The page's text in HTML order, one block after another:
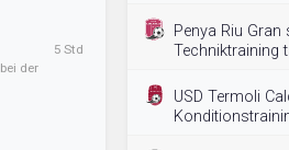
der
5 Std
Penya Riu
Techniktraining
USD Termoli